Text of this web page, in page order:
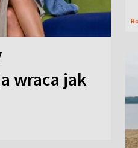
wraca jak